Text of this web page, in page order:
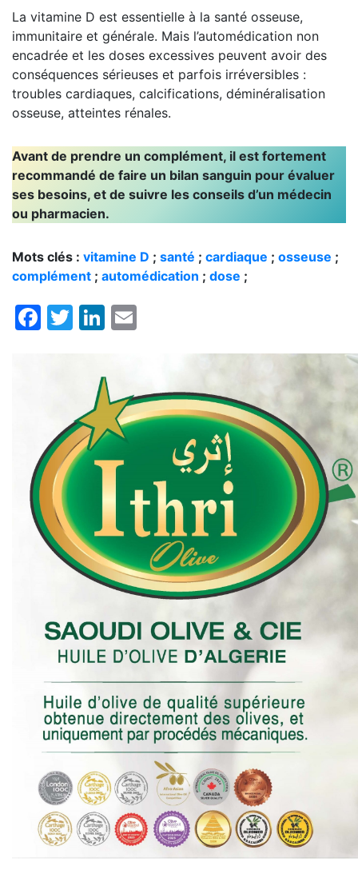
La vitamine D est essentielle à la santé osseuse,
immunitaire et générale. Mais l’automédication non
encadrée et les doses excessives peuvent avoir des
conséquences sérieuses et parfois irréversibles :
troubles cardiaques, calcifications, déminéralisation
osseuse, atteintes rénales.
Avant de prendre un complément, il est fortement
recommandé de faire un bilan sanguin pour évaluer
ses besoins, et de suivre les conseils d’un médecin
ou pharmacien.
Mots clés : vitamine D ; santé ; cardiaque ; osseuse ;
complément ; automédication ; dose ;
Facebook
TwitterLinkedIn